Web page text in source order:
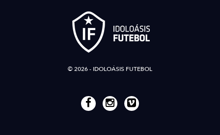
© 2026 - IDOLOÁSIS FUTEBOL